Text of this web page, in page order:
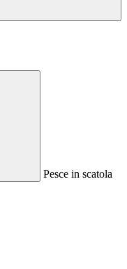
Pesce in scatola